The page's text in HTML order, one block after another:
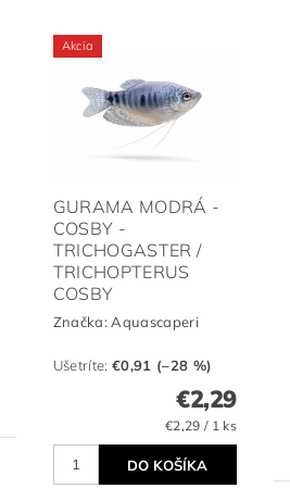
Akcia
GURAMA MODRÁ -
COSBY -
TRICHOGASTER /
TRICHOPTERUS
COSBY
Značka: Aquascaperi
Ušetríte:€0,91 (–28 %)
€2,29
€2,29 / 1 ks